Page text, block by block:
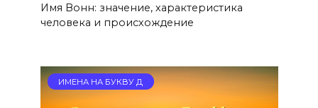
Имя Вонн: значение, характеристика
человека и происхождение
ИМЕНА НА БУКВУ Д